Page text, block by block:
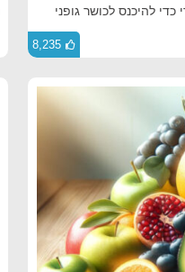
להיכנס לכושר גופני
8,235